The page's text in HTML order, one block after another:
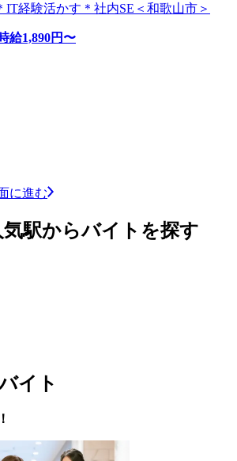
IT経験活かす＊社内SE＜和歌山市＞
給1,890円〜
に進む
気駅からバイトを探す
イト